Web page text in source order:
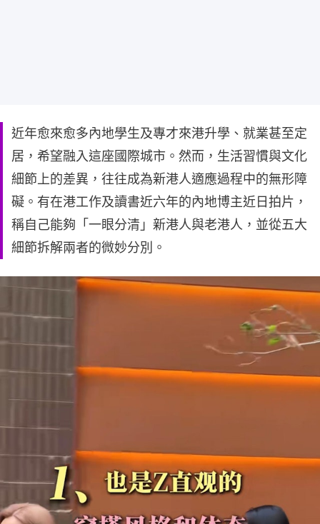
近年愈來愈多內地學生及專才來港升學、就業甚至定
居，希望融入這座國際城市。然而，生活習慣與文化
細節上的差異，往往成為新港人適應過程中的無形障
礙。有在港工作及讀書近六年的內地博主近日拍片，
稱自己能夠「一眼分清」新港人與老港人，並從五大
細節拆解兩者的微妙分別。